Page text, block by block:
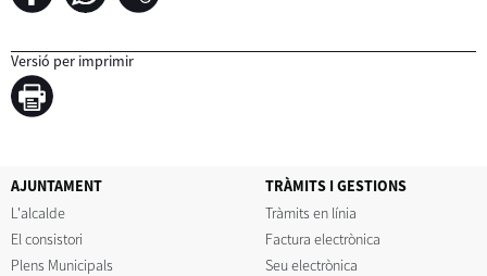
Versió per imprimir
AJUNTAMENT
L'alcalde
El consistori
Plens Municipals
TRÀMITS I GESTIONS
Tràmits en línia
Factura electrònica
Seu electrònica